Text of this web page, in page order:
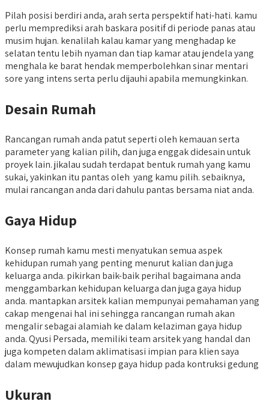
Pilah posisi berdiri anda, arah serta perspektif hati-hati. kamu
perlu memprediksi arah baskara positif di periode panas atau
musim hujan. kenalilah kalau kamar yang menghadap ke
selatan tentu lebih nyaman dan tiap kamar atau jendela yang
menghala ke barat hendak memperbolehkan sinar mentari
sore yang intens serta perlu dijauhi apabila memungkinkan.
Desain Rumah
Rancangan rumah anda patut seperti oleh kemauan serta
parameter yang kalian pilih, dan juga enggak didesain untuk
proyek lain. jikalau sudah terdapat bentuk rumah yang kamu
sukai, yakinkan itu pantas oleh yang kamu pilih. sebaiknya,
mulai rancangan anda dari dahulu pantas bersama niat anda.
Gaya Hidup
Konsep rumah kamu mesti menyatukan semua aspek
kehidupan rumah yang penting menurut kalian dan juga
keluarga anda. pikirkan baik-baik perihal bagaimana anda
menggambarkan kehidupan keluarga dan juga gaya hidup
anda. mantapkan arsitek kalian mempunyai pemahaman yang
cakap mengenai hal ini sehingga rancangan rumah akan
mengalir sebagai alamiah ke dalam kelaziman gaya hidup
anda. Qyusi Persada, memiliki team arsitek yang handal dan
juga kompeten dalam aklimatisasi impian para klien saya
dalam mewujudkan konsep gaya hidup pada kontruksi gedung
Ukuran